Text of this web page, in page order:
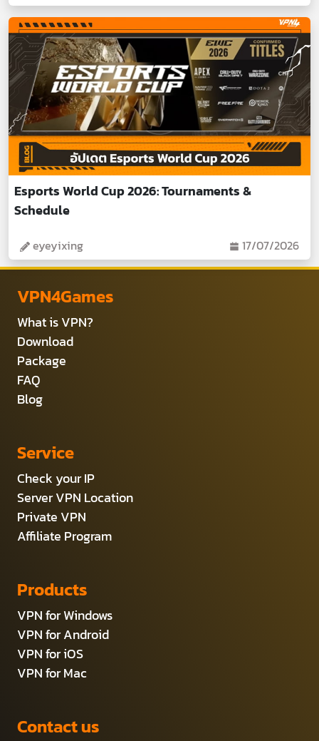
Esports World Cup 2026: Tournaments &
Schedule
eyeyixing 17/07/2026
VPN4Games
What is VPN?
Download
Package
FAQ
Blog
Service
Check your IP
Server VPN Location
Private VPN
Affiliate Program
Products
VPN for Windows
VPN for Android
VPN for iOS
VPN for Mac
Contact us